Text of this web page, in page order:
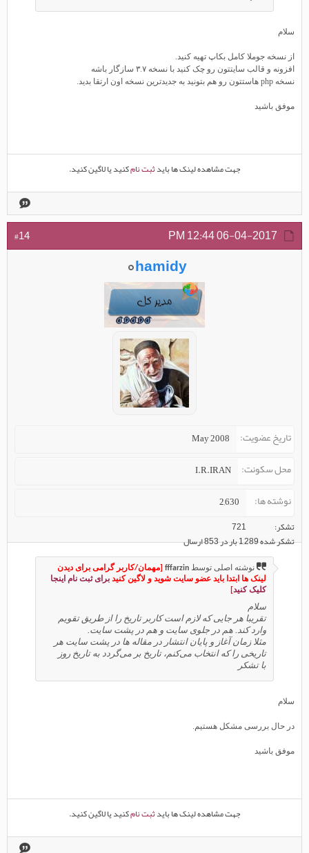
سلام
از نسخه جوملا کامل بکاپ تهیه کنید.
افزونه و قالب سایتتون رو چک کنید با نسخه ۳.۷ سازگار باشه
نسخه php هاستتون رو هم بتونید به جدیدترین نسخه اون ارتقا بدید.
موفق باشید
جهت مشاهده لینک ها بایدثبت نامکنید یا لاگین کنید.
06-04-2017
12:44 PM
#14
hamidy
تاریخ عضویت May 2008
محل سکونت I.R.IRAN
نوشته ها 2,630
تشکر
721
تشکر شده 1,289 بار در 853 ارسال
نوشته اصلی توسط fffarzin [مهمان/کاربر گرامی برای دیدن
لینک ها ابتدا باید عضو سایت شوید و لاگین کنید برای ثبت نام اینجا
کلیک کنید]
سلام
تقریبا هر جایی که لازم است کاربر تاریخ را از طریق تقویم
وارد کند. هم در جلوی سایت و هم در پشت سایت.
مثلا زمان آغاز و پایان انتشار در مقاله ها در پشت سایت هر
تاریخی را که انتخاب می‌کنم، تاریخ بر می‌گردد به تاریخ روز
با تشکر
سلام
در حال بررسی مشکل هستیم.
موفق باشید
جهت مشاهده لینک ها بایدثبت نامکنید یا لاگین کنید.